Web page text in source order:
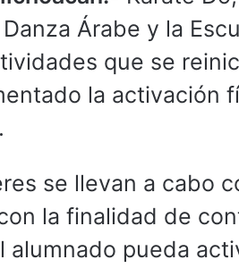
Árabe y la
que se
la activación
se llevan a cabo
la finalidad de
alumnado pueda